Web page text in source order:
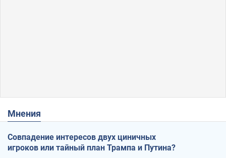
Мнения
Совпадение интересов двух циничных
игроков или тайный план Трампа и Путина?